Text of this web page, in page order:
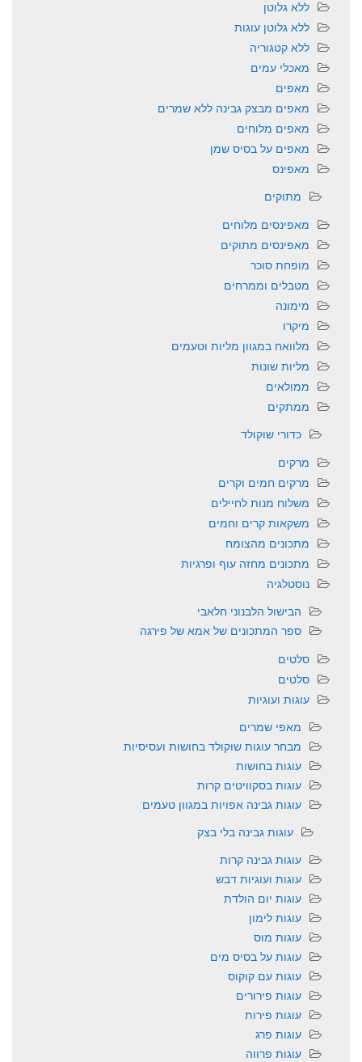
ללא גלוטן
ללא גלוטן עוגות
ללא קטגוריה
מאכלי עמים
מאפים
מאפים מבצק גבינה ללא שמרים
מאפים מלוחים
מאפים על בסיס שמן
מאפינס
מתוקים
מאפינסים מלוחים
מאפינסים מתוקים
מופחת סוכר
מטבלים וממרחים
מימונה
מיקרו
מלוואח במגוון מליות וטעמים
מליות שונות
ממולאים
ממתקים
כדורי שוקולד
מרקים
מרקים חמים וקרים
משלוח מנות לחיילים
משקאות קרים וחמים
מתכונים מהצומח
מתכונים מחזה עוף ופרגיות
נוסטלגיה
הבישול הלבנוני חלאבי
ספר המתכונים של אמא של פירגה
סלטים
סלטים
עוגות ועוגיות
מאפי שמרים
מבחר עוגות שוקולד בחושות ועסיסיות
עוגות בחושות
עוגות בסקוויטים קרות
עוגות גבינה אפויות במגוון טעמים
עוגות גבינה בלי בצק
עוגות גבינה קרות
עוגות ועוגיות דבש
עוגות יום הולדת
עוגות לימון
עוגות מוס
עוגות על בסיס מים
עוגות עם קוקוס
עוגות פירורים
עוגות פירות
עוגות פרג
עוגות פרווה